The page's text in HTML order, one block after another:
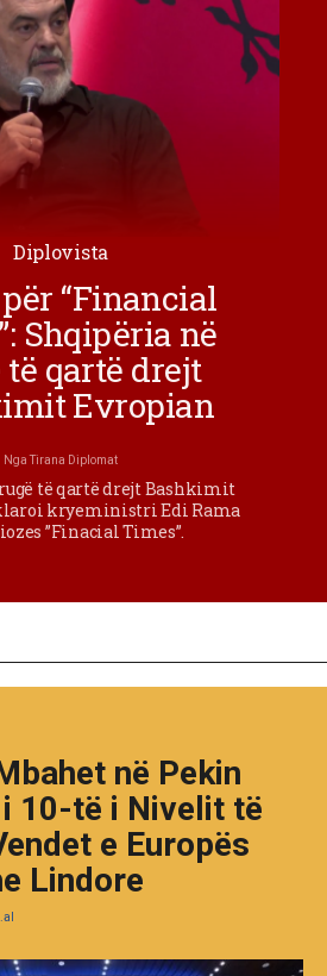
Diplovista
“Financial
Shqipëria në
të qartë drejt
Evropian
Nga Tirana Diplomat
të qartë drejt Bashkimit
kryeministri Edi Rama
”Finacial Times”.
në Pekin
10-të i Nivelit të
e Europës
Lindore